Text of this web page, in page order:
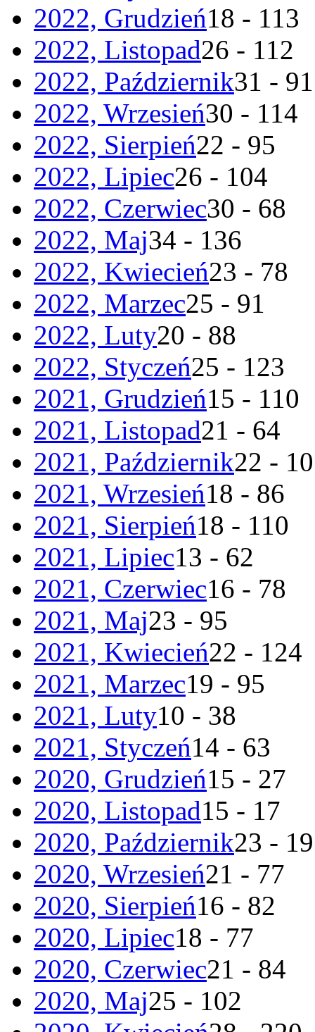
2022, Grudzień18 - 113
2022, Listopad26 - 112
2022, Październik31 - 91
2022, Wrzesień30 - 114
2022, Sierpień22 - 95
2022, Lipiec26 - 104
2022, Czerwiec30 - 68
2022, Maj34 - 136
2022, Kwiecień23 - 78
2022, Marzec25 - 91
2022, Luty20 - 88
2022, Styczeń25 - 123
2021, Grudzień15 - 110
2021, Listopad21 - 64
2021, Październik22 -
2021, Wrzesień18 - 86
2021, Sierpień18 - 110
2021, Lipiec13 - 62
2021, Czerwiec16 - 78
2021, Maj23 - 95
2021, Kwiecień22 - 124
2021, Marzec19 - 95
2021, Luty10 - 38
2021, Styczeń14 - 63
2020, Grudzień15 - 27
2020, Listopad15 - 17
2020, Październik23 - 19
2020, Wrzesień21 - 77
2020, Sierpień16 - 82
2020, Lipiec18 - 77
2020, Czerwiec21 - 84
2020, Maj25 - 102